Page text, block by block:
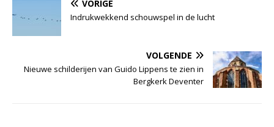
VORIGE
Indrukwekkend schouwspel in de lucht
VOLGENDE
Nieuwe schilderijen van Guido Lippens te zien in
Bergkerk Deventer